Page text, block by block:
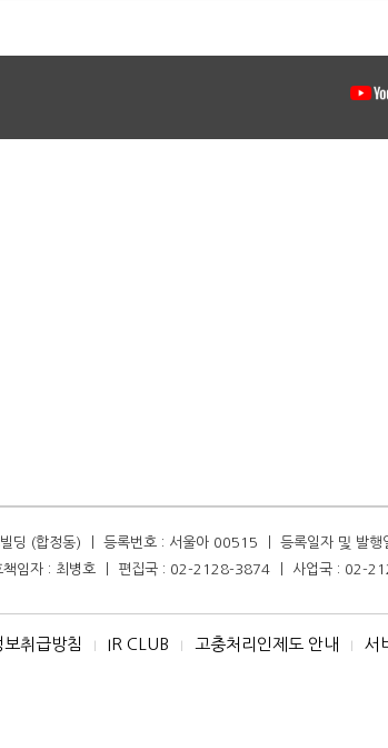
딩 (합정동) ㅣ 등록번호 : 서울아 00515 ㅣ 등록일자 및 발
책임자 : 최병호 ㅣ 편집국 : 02-2128-3874 ㅣ 사업국 : 02-
보취급방침 I IR CLUB I 고충처리인제도 안내 I 서